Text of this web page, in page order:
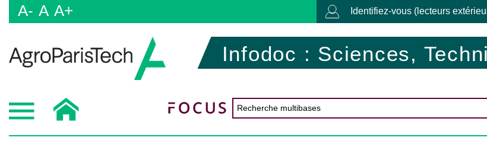
A- A A+ Identifiez-vous (lecteurs
Infodoc : Sciences,